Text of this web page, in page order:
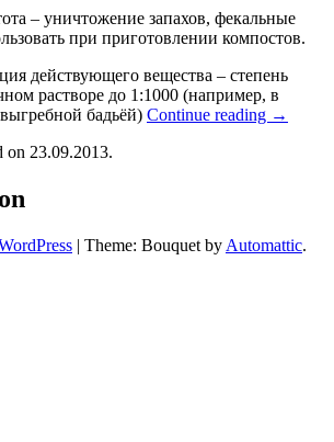
– уничтожение запахов, фекальные
при приготовлении компостов.
действующего вещества – степень
растворе до 1:1000 (например, в
бадьёй) Continue reading →
on 23.09.2013.
| Theme: Bouquet by Automattic.